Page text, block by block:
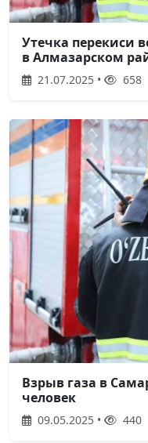
Утечка перекиси
в Алмазарском
21.07.2025 • 658
Взрыв газа в
человек
09.05.2025 • 440